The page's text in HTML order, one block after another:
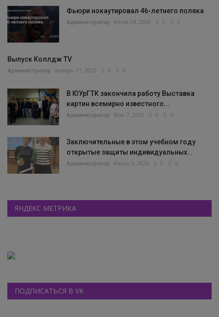
Фьюри нокаутировал 46-летнего поляка
Администратор Июля 24, 2026 0 7
Выпуск Коллдж TV
Администратор Январь 17, 2023 0 6
В ЮУрГТК закончила работу Выставка
картин всемирно известного...
Администратор Мая 7, 2026 0 6
Заключительные в этом учебном году
открытые защиты индивидуальных...
Администратор Июнь 3, 2026 0 6
ЯНДЕКС МЕТРИКА
ПОДПИСАТЬСЯ В VK